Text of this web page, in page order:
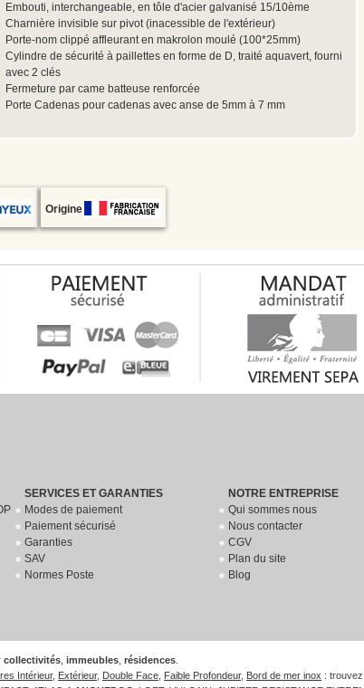
Embouti, interchangeable, en tôle d'acier galvanisé 15/10ème
Charnière invisible sur pivot (inacessible de l'extérieur)
Porte-nom clippé affleurant en makrolon moulé (100*25mm)
Cylindre de sécurité à paillettes en forme de D, traité aquavert, fourni
avec 2 clés
Fermeture par came batteuse renforcée
Porte Cadenas pour cadenas avec anse de 5mm à 7 mm
Origine
SERVICES ET GARANTIES
Modes de paiement
Paiement sécurisé
Garanties
SAV
Normes Poste
NOTRE ENTREPRISE
Qui sommes nous
Nous contacter
CGV
Plan du site
Blog
collectivités immeubles résidences
Intérieur, Extérieur, Double Face Faible Profondeur, Bord de mer inox :